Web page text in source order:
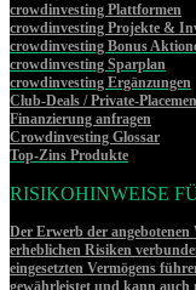
crowdinvesting Plattformen
crowdinvesting Projekte &
crowdinvesting Bonus
crowdinvesting Sparplan
crowdinvesting Ergänzungen
Club-Deals / Private-
Finanzierung anfragen
Crowdinvesting Glossar
Top-Zins Produkte
RISIKOHINWEISE
Der Erwerb der
erheblichen Risiken
eingesetzten Vermögens